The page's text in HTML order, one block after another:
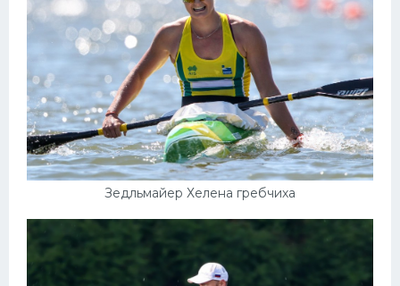
Зедльмайер Хелена гребчиха